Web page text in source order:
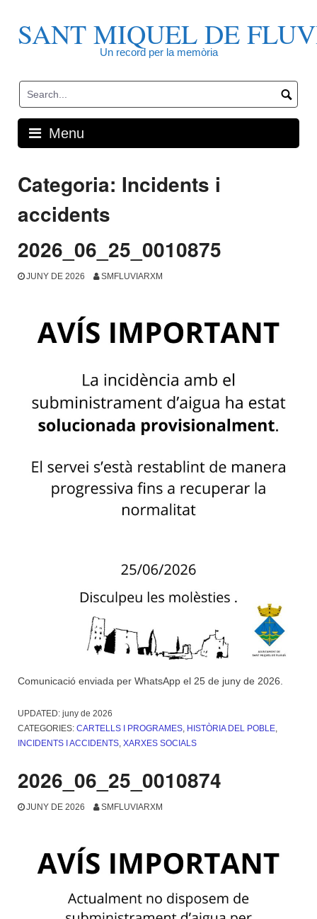
contentSANT MIQUEL DE
Un record per la memòria
Menu
Categoria: Incidents i
accidents
2026_06_25_0010875
JUNY DE 2026 SMFLUVIARXM
Comunicació enviada per WhatsApp el 25 de juny de 2026.
UPDATED: juny de 2026
CATEGORIES: CARTELLS I PROGRAMES, HISTÒRIA DEL POBLE,
INCIDENTS I ACCIDENTS, XARXES SOCIALS
2026_06_25_0010874
JUNY DE 2026 SMFLUVIARXM